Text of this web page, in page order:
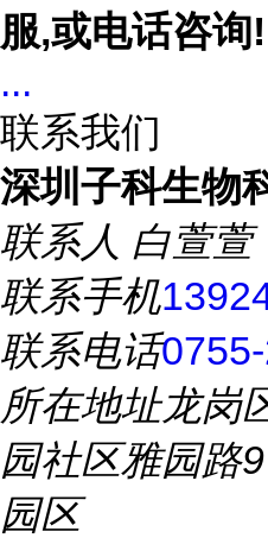
服,或电话咨询!
...
联系我们
深圳子科生物
联系人 白萱萱
联系手机
联系电话
所在地址龙岗
园社区雅园路
园区